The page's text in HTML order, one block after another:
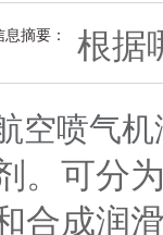
息摘要： 根据
空喷气
。可分
合成润